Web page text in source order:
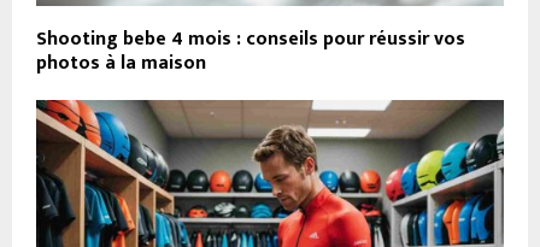
Shooting bebe 4 mois : conseils pour réussir vos
photos à la maison